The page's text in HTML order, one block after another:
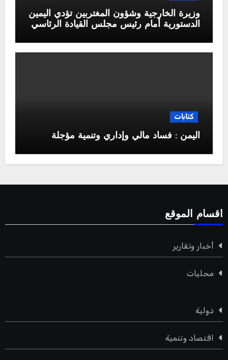
وزيرة الخارجية وشؤون المغتربين تؤدي اليمين
الدستورية أمام رئيس مجلس القيادة الرئاسي
كتابات
اليمن : فساد مالي وإداري وتنمية مؤجلة
اقسام الموقع
أخبار وتقارير
محليات
دولية
اقتصاد وتنمية